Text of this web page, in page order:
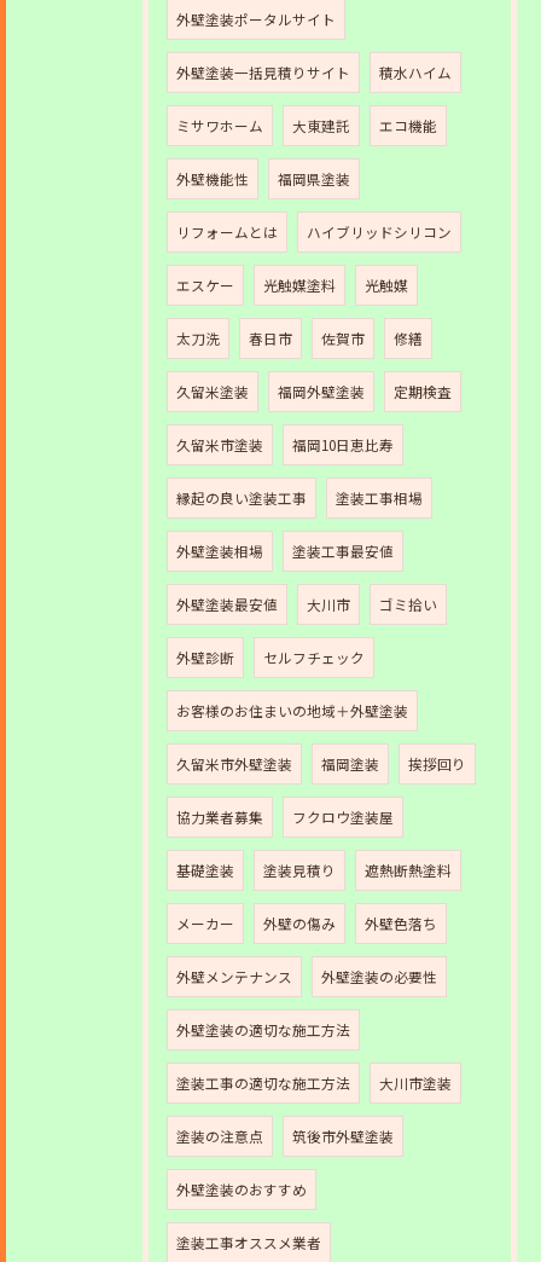
外壁塗装ポータルサイト
外壁塗装一括見積りサイト 積水ハイム
ミサワホーム 大東建託 エコ機能
外壁機能性 福岡県塗装
リフォームとは ハイブリッドシリコン
エスケー 光触媒塗料 光触媒
太刀洗 春日市 佐賀市 修繕
久留米塗装 福岡外壁塗装 定期検査
久留米市塗装 福岡10日恵比寿
縁起の良い塗装工事 塗装工事相場
外壁塗装相場 塗装工事最安値
外壁塗装最安値 大川市 ゴミ拾い
外壁診断 セルフチェック
お客様のお住まいの地域＋外壁塗装
久留米市外壁塗装 福岡塗装 挨拶回り
協力業者募集 フクロウ塗装屋
基礎塗装 塗装見積り 遮熱断熱塗料
メーカー 外壁の傷み 外壁色落ち
外壁メンテナンス 外壁塗装の必要性
外壁塗装の適切な施工方法
塗装工事の適切な施工方法 大川市塗装
塗装の注意点 筑後市外壁塗装
外壁塗装のおすすめ
塗装工事オススメ業者